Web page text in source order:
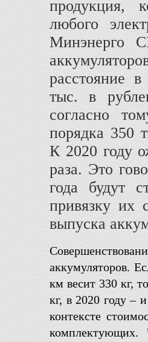
продукция,
любого
Минэнерго
расстояние
тыс. в
согласно
порядка 350
К 2020 году
раза. Это
года будут
привязку их
выпуска
аккумуляторов.
км весит 330 кг,
кг, в 2020 году –
контексте
комплектующих.